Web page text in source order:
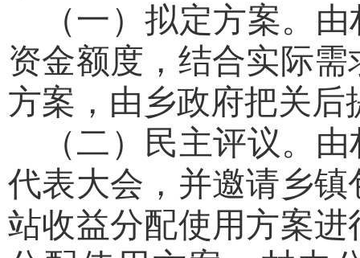
（一）拟定方案。 由
资金额度，结合实际
方案，由乡政府把关
（二）民主评议。 由
代表大会，并邀请乡
站收益分配使用方案